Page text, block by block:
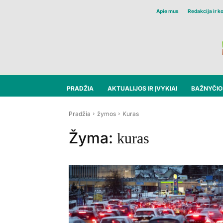
Apie mus Redakcija ir
PRADŽIA AKTUALIJOS IR ĮVYKIAI
Pradžia žymos Kuras
Žyma: kuras